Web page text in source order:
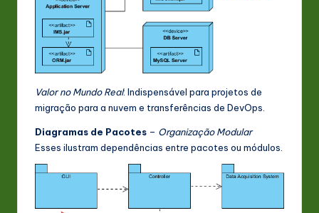
Valor no Mundo Real: Indispensável para projetos de
migração para a nuvem e transferências de DevOps.
Diagramas de Pacotes – Organização Modular
Esses ilustram dependências entre pacotes ou módulos.